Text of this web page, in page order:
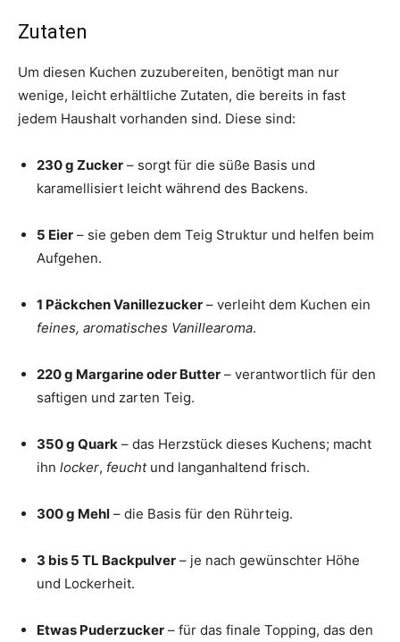
Zutaten
Um diesen Kuchen zuzubereiten, benötigt man nur
wenige, leicht erhältliche Zutaten, die bereits in fast
jedem Haushalt vorhanden sind. Diese sind:
230 g Zucker – sorgt für die süße Basis und
karamellisiert leicht während des Backens.
5 Eier – sie geben dem Teig Struktur und helfen beim
Aufgehen.
1 Päckchen Vanillezucker – verleiht dem Kuchen ein
feines, aromatisches Vanillearoma.
220 g Margarine oder Butter – verantwortlich für den
saftigen und zarten Teig.
350 g Quark – das Herzstück dieses Kuchens; macht
ihn locker, feuchtund langanhaltend frisch.
300 g Mehl – die Basis für den Rührteig.
3 bis 5 TL Backpulver – je nach gewünschter Höhe
und Lockerheit.
Etwas Puderzucker – für das finale Topping, das den